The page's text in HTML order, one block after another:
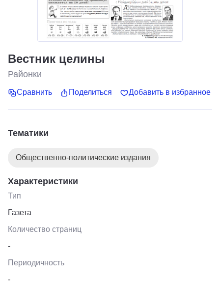
Вестник целины
Районки
Сравнить Поделиться Добавить в избранное
Тематики
Общественно-политические издания
Характеристики
Тип
Газета
Количество страниц
-
Периодичность
-